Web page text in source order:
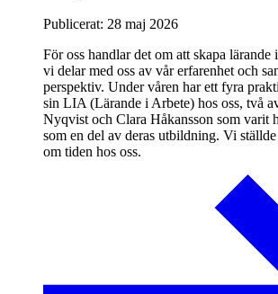
Publicerat: 28 maj 2026
För oss handlar det om att skapa
vi delar med oss av vår erfarenhet och
perspektiv. Under våren har ett fyra
sin LIA (Lärande i Arbete) hos oss, två
Nyqvist och Clara Håkansson som varit
som en del av deras utbildning. Vi
om tiden hos oss.